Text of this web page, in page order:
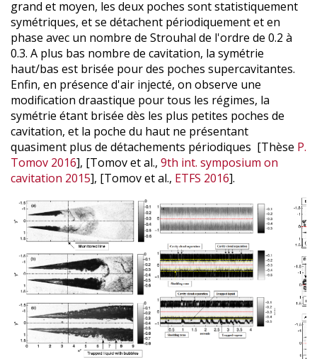
grand et moyen, les deux poches sont statistiquement
symétriques, et se détachent périodiquement et en
phase avec un nombre de Strouhal de l'ordre de 0.2 à
0.3. A plus bas nombre de cavitation, la symétrie
haut/bas est brisée pour des poches supercavitantes.
Enfin, en présence d'air injecté, on observe une
modification draastique pour tous les régimes, la
symétrie étant brisée dès les plus petites poches de
cavitation, et la poche du haut ne présentant
quasiment plus de détachements périodiques [Thèse P.
Tomov 2016], [Tomov et al., 9th int. symposium on
cavitation 2015], [Tomov et al., ETFS 2016].